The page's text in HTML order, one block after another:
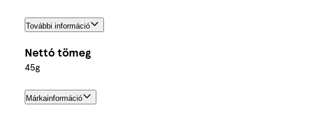
További információ
Nettó tömeg
45g
Márkainformáció